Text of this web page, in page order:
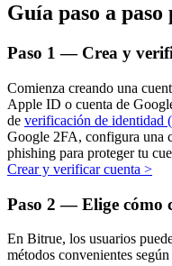
Aprender Staking
Obtenga más
Bitrue
AI
Guía paso a
Paso 1 — Crea y
Comienza creando una
Apple ID o cuenta de
de verificación de identidad
Google 2FA, configura una
phishing para proteger tu
Crear y verificar cuenta >
Paso 2 — Elige cómo
En Bitrue, los usuarios
métodos convenientes